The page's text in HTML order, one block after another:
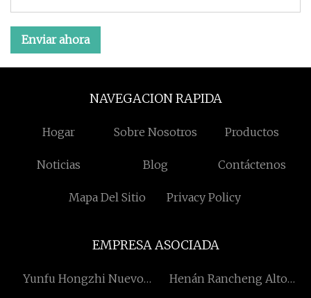
Enviar ahora
NAVEGACION RAPIDA
Hogar Sobre Nosotros Productos
Noticias Blog Contáctenos
Mapa Del Sitio Privacy Policy
EMPRESA ASOCIADA
Yunfu Hongzhi Nuevo
Henán Rancheng Alto